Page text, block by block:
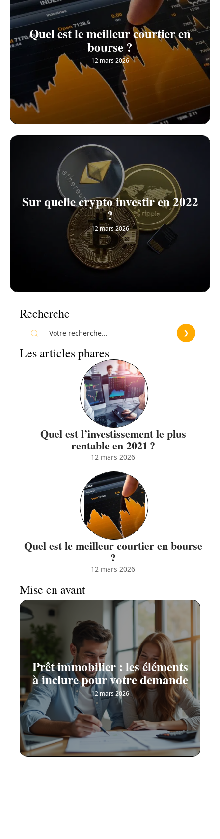
Quel est le meilleur courtier en
bourse ?
12 mars 2026
Sur quelle crypto investir en 2022
?
12 mars 2026
Recherche
Les articles phares
Quel est l’investissement le plus
rentable en 2021 ?
12 mars 2026
Quel est le meilleur courtier en bourse
?
12 mars 2026
Mise en avant
Prêt immobilier : les éléments
à inclure pour votre demande
12 mars 2026